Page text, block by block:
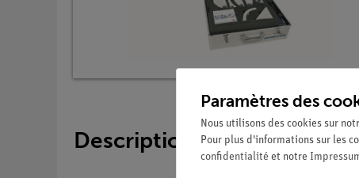
Description
Paramètres des
Nous utilisons des cookies sur
Pour plus d'informations sur les
confidentialité et notre